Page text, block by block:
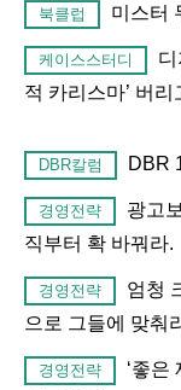
북클럽 미스터
케이스스터디
적 카리스마’ 버리
DBR칼럼 DBR
경영전략
광고
직부터 확 바꿔라.
경영전략
엄청
으로 그들에 맞춰
경영전략
‘좋은